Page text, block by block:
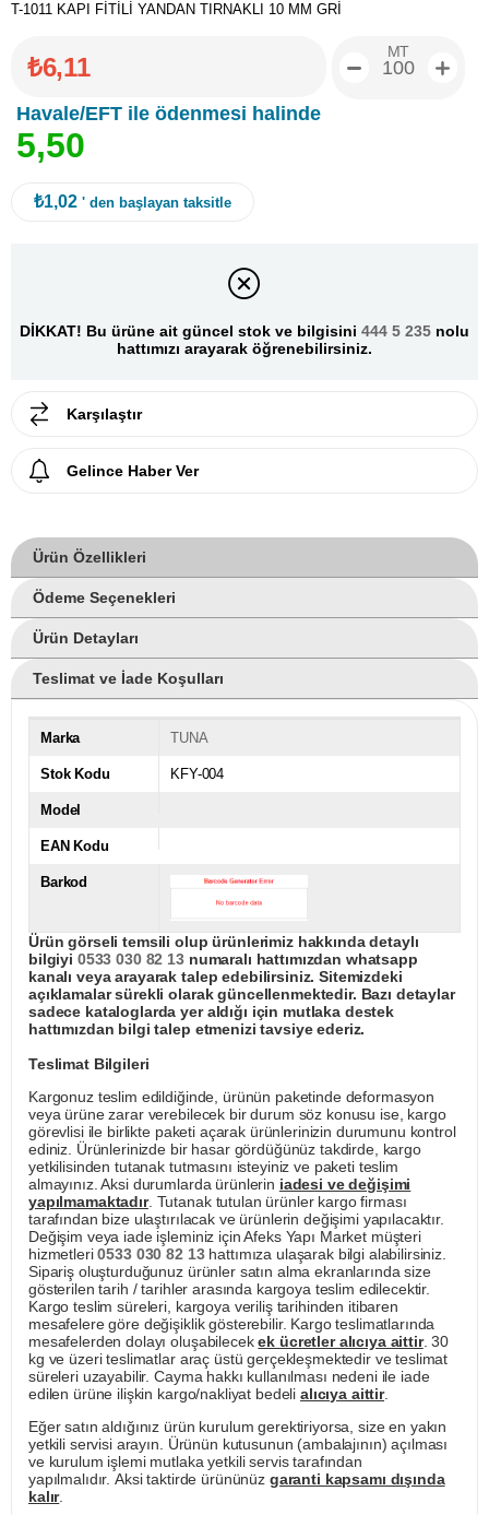
T-1011 KAPI FİTİLİ YANDAN TIRNAKLI 10 MM GRİ
₺6,11
Havale/EFT ile ödenmesi halinde
5,50
MT
₺1,02 ' den başlayan taksitle
DİKKAT! Bu ürüne ait güncel stok ve bilgisini 444 5 235 nolu
hattımızı arayarak öğrenebilirsiniz.
Karşılaştır
Gelince Haber Ver
Ürün Özellikleri
Ödeme Seçenekleri
Ürün Detayları
Teslimat ve İade Koşulları
Marka TUNA
Stok Kodu KFY-004
Model
EAN Kodu
Barkod
Ürün görseli temsili olup ürünlerimiz hakkında detaylı
bilgiyi 0533 030 82 13numaralı hattımızdan whatsapp
kanalı veya arayarak talep edebilirsiniz. Sitemizdeki
açıklamalar sürekli olarak güncellenmektedir. Bazı detaylar
sadece kataloglarda yer aldığı için mutlaka destek
hattımızdan bilgi talep etmenizi tavsiye ederiz.
Teslimat Bilgileri
Kargonuz teslim edildiğinde, ürünün paketinde deformasyon
veya ürüne zarar verebilecek bir durum söz konusu ise, kargo
görevlisi ile birlikte paketi açarak ürünlerinizin durumunu kontrol
ediniz. Ürünlerinizde bir hasar gördüğünüz takdirde, kargo
yetkilisinden tutanak tutmasını isteyiniz ve paketi teslim
almayınız. Aksi durumlarda ürünlerin iadesi ve değişimi
yapılmamaktadır. Tutanak tutulan ürünler kargo firması
tarafından bize ulaştırılacak ve ürünlerin değişimi yapılacaktır.
Değişim veya iade işleminiz için Afeks Yapı Market müşteri
hizmetleri0533 030 82 13hattımıza ulaşarak bilgi alabilirsiniz.
Sipariş oluşturduğunuz ürünler satın alma ekranlarında size
gösterilen tarih / tarihler arasında kargoya teslim edilecektir.
Kargo teslim süreleri, kargoya veriliş tarihinden itibaren
mesafelere göre değişiklik gösterebilir. Kargo teslimatlarında
mesafelerden dolayı oluşabilecekek ücretler alıcıya aittir. 30
kg ve üzeri teslimatlar araç üstü gerçekleşmektedir ve teslimat
süreleri uzayabilir. Cayma hakkı kullanılması nedeni ile iade
edilen ürüne ilişkin kargo/nakliyat bedeli alıcıya aittir.
Eğer satın aldığınız ürün kurulum gerektiriyorsa, size en yakın
yetkili servisi arayın. Ürünün kutusunun (ambalajının) açılması
ve kurulum işlemi mutlaka yetkili servis tarafından
yapılmalıdır. Aksi taktirde ürününüz garanti kapsamı dışında
kalır.